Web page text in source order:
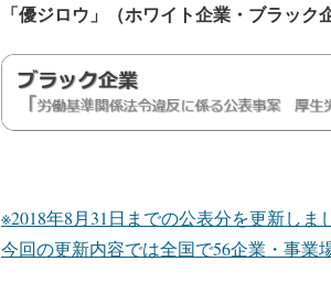
「優ジロウ」（ホワイト企業・ブラック
※2018年8月31日までの公表分を更新しま
今回の更新内容では全国で56企業・事業